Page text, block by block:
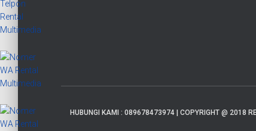
HUBUNGI KAMI : 089678473974 | COPYRIGHT @ 2018